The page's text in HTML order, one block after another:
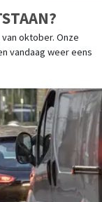
van oktober. Onze
vandaag weer eens